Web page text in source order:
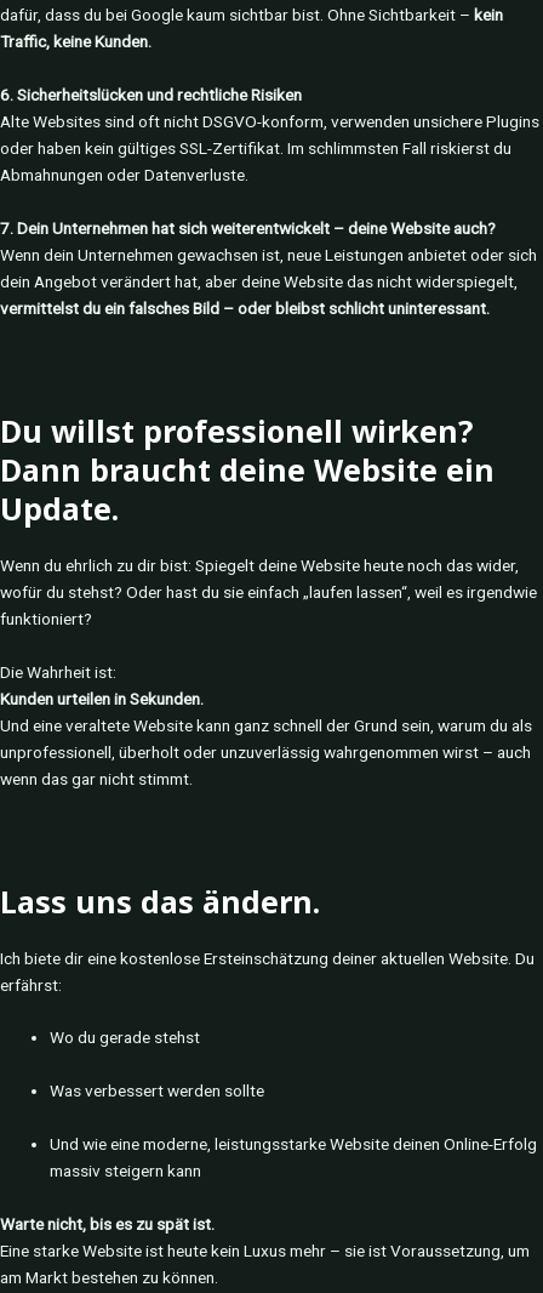
dafür, dass du bei Google kaum sichtbar bist. Ohne Sichtbarkeit – kein
Traffic, keine Kunden.
6. Sicherheitslücken und rechtliche Risiken
Alte Websites sind oft nicht DSGVO-konform, verwenden unsichere Plugins
oder haben kein gültiges SSL-Zertifikat. Im schlimmsten Fall riskierst du
Abmahnungen oder Datenverluste.
7. Dein Unternehmen hat sich weiterentwickelt – deine Website auch?
Wenn dein Unternehmen gewachsen ist, neue Leistungen anbietet oder sich
dein Angebot verändert hat, aber deine Website das nicht widerspiegelt,
vermittelst du ein falsches Bild – oder bleibst schlicht uninteressant.
Du willst professionell wirken?
Dann braucht deine Website ein
Update.
Wenn du ehrlich zu dir bist: Spiegelt deine Website heute noch das wider,
wofür du stehst? Oder hast du sie einfach „laufen lassen“, weil es irgendwie
funktioniert?
Die Wahrheit ist:
Kunden urteilen in Sekunden.
Und eine veraltete Website kann ganz schnell der Grund sein, warum du als
unprofessionell, überholt oder unzuverlässig wahrgenommen wirst – auch
wenn das gar nicht stimmt.
Lass uns das ändern.
Ich biete dir eine kostenlose Ersteinschätzung deiner aktuellen Website. Du
erfährst:
Wo du gerade stehst
Was verbessert werden sollte
Und wie eine moderne, leistungsstarke Website deinen Online-Erfolg
massiv steigern kann
Warte nicht, bis es zu spät ist.
Eine starke Website ist heute kein Luxus mehr – sie ist Voraussetzung, um
am Markt bestehen zu können.